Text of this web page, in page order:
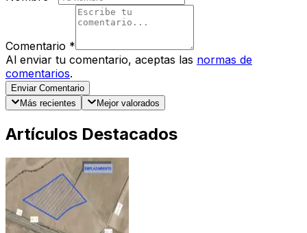
Comentario *
Al enviar tu comentario, aceptas las normas de
comentarios.
Enviar Comentario
Más recientes
Mejor valorados
Artículos Destacados